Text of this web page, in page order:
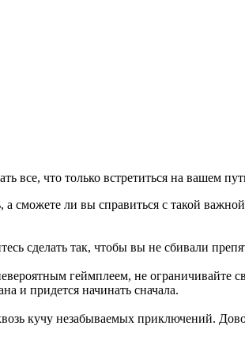
все, что только встретиться на вашем
сможете ли вы справиться с такой
сделать так, чтобы вы не сбивали
геймплеем, не ограничивайте
и придется начинать сначала.
кучу незабываемых приключений.